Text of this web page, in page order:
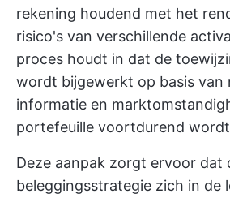
rekening houdend met het
risico's van verschillende
proces houdt in dat de
wordt bijgewerkt op basis van
informatie en
portefeuille voortdurend
Deze aanpak zorgt ervoor dat
beleggingsstrategie zich in de